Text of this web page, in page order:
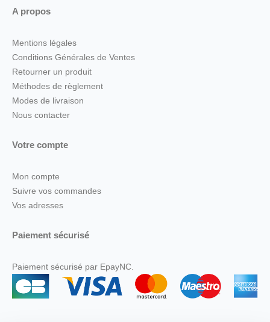
A propos
Mentions légales
Conditions Générales de Ventes
Retourner un produit
Méthodes de règlement
Modes de livraison
Nous contacter
Votre compte
Mon compte
Suivre vos commandes
Vos adresses
Paiement sécurisé
Paiement sécurisé par EpayNC.